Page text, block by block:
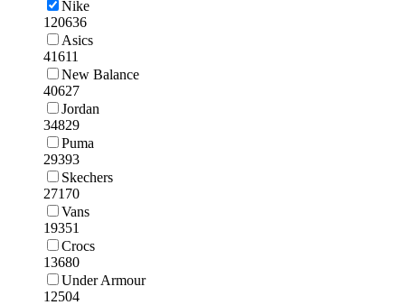
Nike
120636
Asics
41611
New Balance
40627
Jordan
34829
Puma
29393
Skechers
27170
Vans
19351
Crocs
13680
Under Armour
12504